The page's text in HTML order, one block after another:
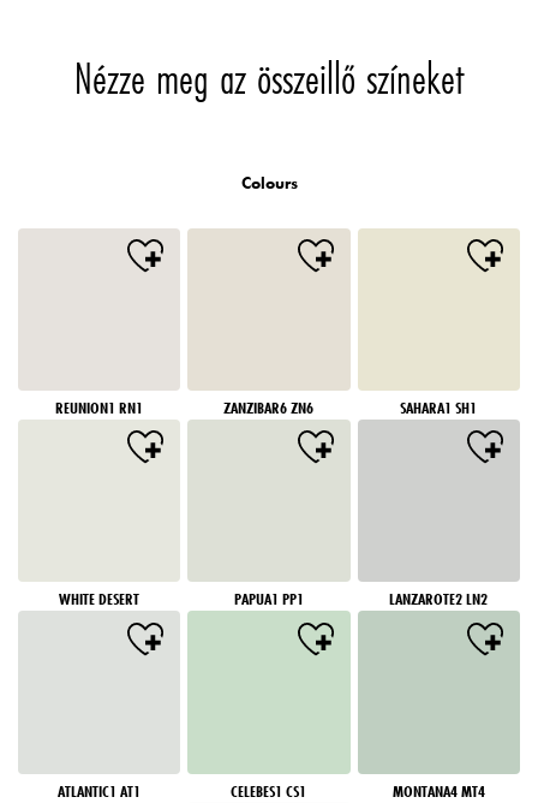
Nézze meg az összeillő színeket
Colours
REUNION1 RN1 ZANZIBAR6 ZN6 SAHARA1 SH1
WHITE DESERT PAPUA1 PP1 LANZAROTE2 LN2
ATLANTIC1 AT1 CELEBES1 CS1 MONTANA4 MT4